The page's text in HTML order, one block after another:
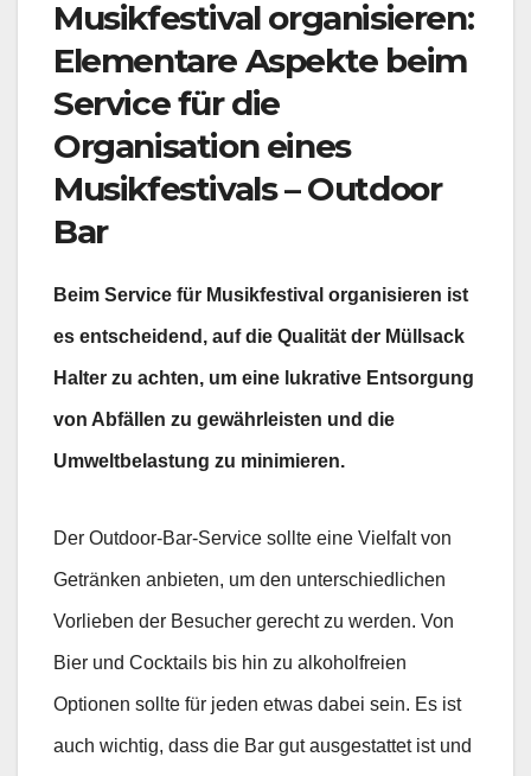
Musikfestival organisieren:
Elementare Aspekte beim
Service für die
Organisation eines
Musikfestivals – Outdoor
Bar
Beim Service für Musikfestival organisieren ist
es entscheidend, auf die Qualität der Müllsack
Halter zu achten, um eine lukrative Entsorgung
von Abfällen zu gewährleisten und die
Umweltbelastung zu minimieren.
Der Outdoor-Bar-Service sollte eine Vielfalt von
Getränken anbieten, um den unterschiedlichen
Vorlieben der Besucher gerecht zu werden. Von
Bier und Cocktails bis hin zu alkoholfreien
Optionen sollte für jeden etwas dabei sein. Es ist
auch wichtig, dass die Bar gut ausgestattet ist und